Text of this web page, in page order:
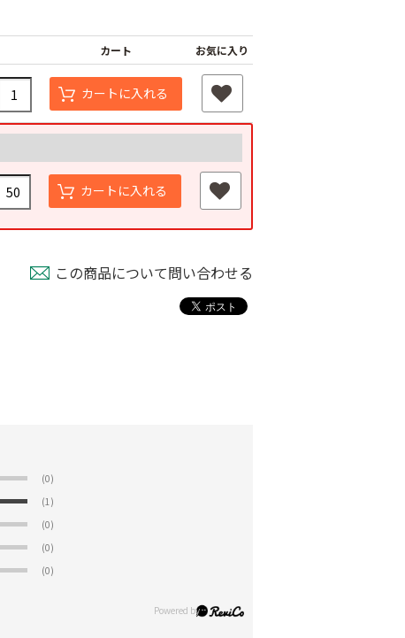
ベルト（強
外ジョイント
￥130
カート お気に入り
カートに入れる
カートに入れる
この商品について問い合わせる
(0)
(1)
(0)
(0)
(0)